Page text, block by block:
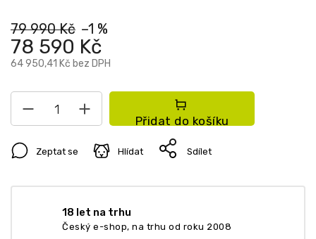
79 990 Kč –1 %
78 590 Kč
64 950,41 Kč bez DPH
Přidat do košíku
Zeptat se Hlídat Sdílet
18 let na trhu
Český e-shop, na trhu od roku 2008